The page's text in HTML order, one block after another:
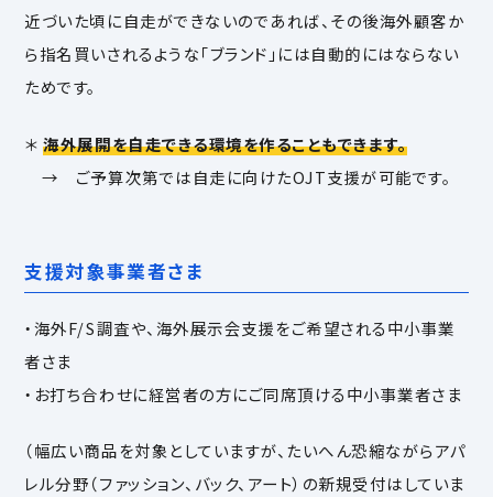
近づいた頃に自走ができないのであれば、その後海外顧客か
ら指名買いされるような「ブランド」には自動的にはならない
ためです。
＊海外展開を自走できる環境を作ることもできます。
→ ご予算次第では自走に向けたOJT支援が可能です。
支援対象事業者さま
・海外F/S調査や、海外展示会支援をご希望される中小事業
者さま
・お打ち合わせに経営者の方にご同席頂ける中小事業者さま
（幅広い商品を対象としていますが、たいへん恐縮ながらアパ
レル分野（ファッション、バック、アート）の新規受付はしていま